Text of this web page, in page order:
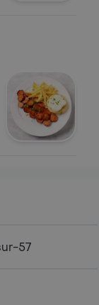
57